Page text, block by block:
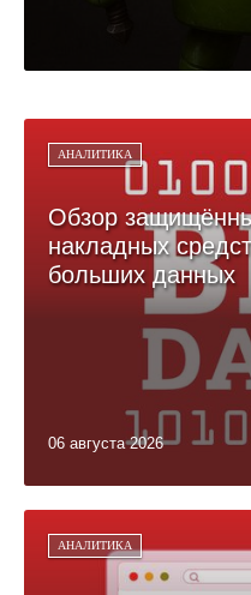
АНАЛИТИКА
Обзор
накладных
больших данных
06 августа 2026
АНАЛИТИКА